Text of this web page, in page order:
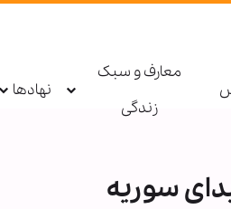
معارف و سبک
زندگی
نهادها
سوریه